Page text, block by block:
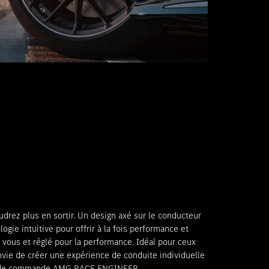
plus en sortir. Un design axé sur le conducteur
intuitive pour offrir à la fois performance et
et réglé pour la performance. Idéal pour ceux
de créer une expérience de conduite individuelle